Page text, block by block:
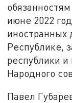
июне 2022
иностранных
Республике,
республики и
Народного
Павел